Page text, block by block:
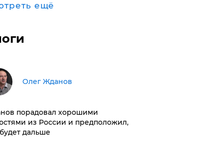
ещё
Олег Жданов
порадовал хорошими
из России и предположил,
дальше